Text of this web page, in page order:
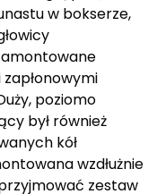
w bokserze,
poziomo
był również
kół
wzdłużnie
zestaw